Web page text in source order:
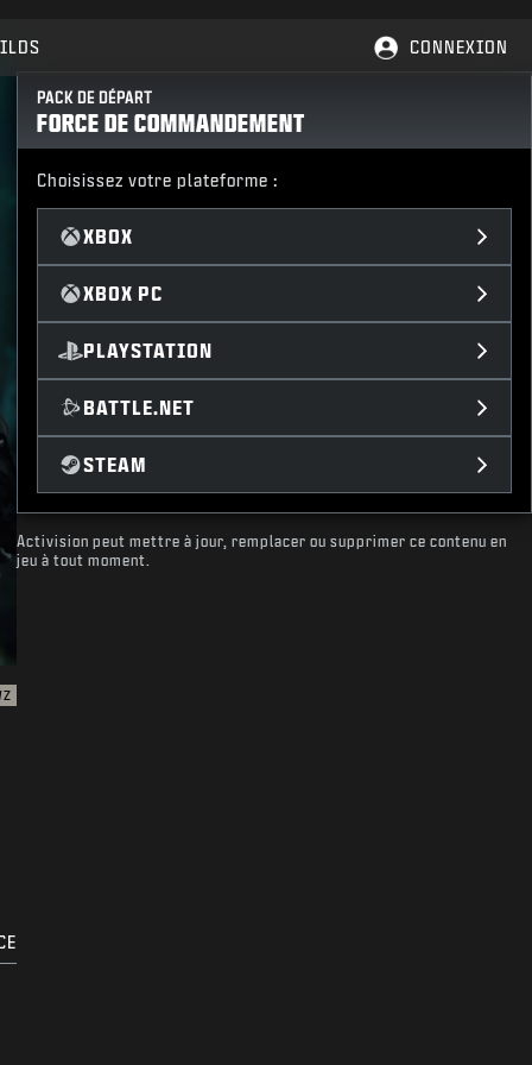
CONNEXION
PACK DE DÉPART
FORCE DE COMMANDEMENT
Choisissez votre plateforme :
XBOX
XBOX PC
PLAYSTATION
BATTLE.NET
STEAM
Activision peut mettre à jour, remplacer ou supprimer ce contenu en
jeu à tout moment.